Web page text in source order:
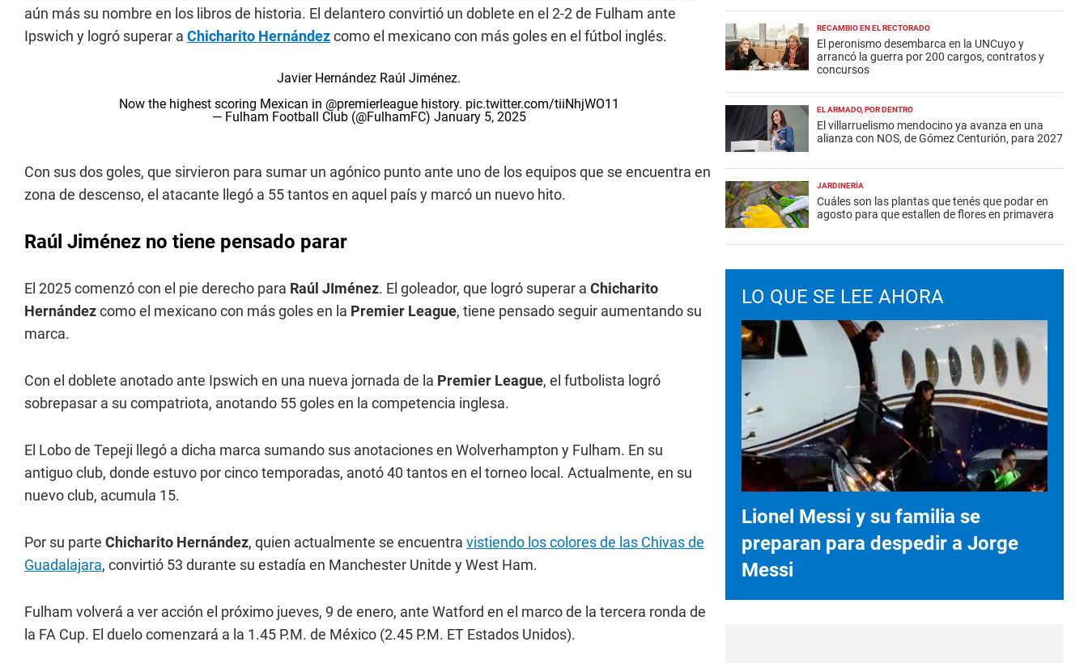
aún más su nombre en los libros de historia. El delantero convirtió un doblete en el 2-2 de Fulham ante
Ipswich y logró superar a Chicharito Hernándezcomo el mexicano con más goles en el fútbol inglés.
Javier Hernández Raúl Jiménez.
Now the highest scoring Mexican in @premierleaguehistory. pic.twitter.com/tiiNhjWO11
— Fulham Football Club (@FulhamFC) January 5, 2025
Con sus dos goles, que sirvieron para sumar un agónico punto ante uno de los equipos que se encuentra en
zona de descenso, el atacante llegó a 55 tantos en aquel país y marcó un nuevo hito.
Raúl Jiménez no tiene pensado parar
El 2025 comenzó con el pie derecho para Raúl JIménez. El goleador, que logró superar a Chicharito
Hernándezcomo el mexicano con más goles en la Premier League, tiene pensado seguir aumentando su
marca.
Con el doblete anotado ante Ipswich en una nueva jornada de la Premier League, el futbolista logró
sobrepasar a su compatriota, anotando 55 goles en la competencia inglesa.
El Lobo de Tepeji llegó a dicha marca sumando sus anotaciones en Wolverhampton y Fulham. En su
antiguo club, donde estuvo por cinco temporadas, anotó 40 tantos en el torneo local. Actualmente, en su
nuevo club, acumula 15.
Por su parte Chicharito Hernández, quien actualmente se encuentra vistiendo los colores de las Chivas de
Guadalajara, convirtió 53 durante su estadía en Manchester Unitde y West Ham.
Fulham volverá a ver acción el próximo jueves, 9 de enero, ante Watford en el marco de la tercera ronda de
la FA Cup. El duelo comenzará a la 1.45 P.M. de México (2.45 P.M. ET Estados Unidos).
RECAMBIO EN EL RECTORADO
El peronismo desembarca en la UNCuyo y
arrancó la guerra por 200 cargos, contratos y
concursos
EL ARMADO, POR DENTRO
El villarruelismo mendocino ya avanza en una
alianza con NOS, de Gómez Centurión, para 2027
JARDINERÍA
Cuáles son las plantas que tenés que podar en
agosto para que estallen de flores en primavera
LO QUE SE LEE AHORA
Lionel Messi y su familia se
preparan para despedir a Jorge
Messi